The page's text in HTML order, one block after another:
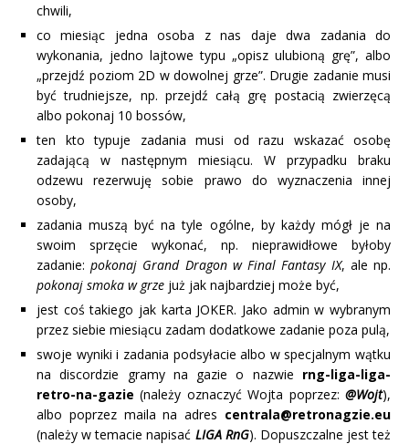
chwili,
co miesiąc jedna osoba z nas daje dwa zadania do
wykonania, jedno lajtowe typu „opisz ulubioną grę”, albo
„przejdź poziom 2D w dowolnej grze”. Drugie zadanie musi
być trudniejsze, np. przejdź całą grę postacią zwierzęcą
albo pokonaj 10 bossów,
ten kto typuje zadania musi od razu wskazać osobę
zadającą w następnym miesiącu. W przypadku braku
odzewu rezerwuję sobie prawo do wyznaczenia innej
osoby,
zadania muszą być na tyle ogólne, by każdy mógł je na
swoim sprzęcie wykonać, np. nieprawidłowe byłoby
zadanie:pokonaj Grand Dragon w Final Fantasy IX, ale np.
pokonaj smoka w grze już jak najbardziej może być,
jest coś takiego jak karta JOKER. Jako admin w wybranym
przez siebie miesiącu zadam dodatkowe zadanie poza pulą,
swoje wyniki i zadania podsyłacie albo w specjalnym wątku
na discordzie gramy na gazie o nazwie rng-liga-liga-
retro-na-gazie (należy oznaczyć Wojta poprzez: @Wojt),
albo poprzez maila na adres centrala@retronagzie.eu
(należy w temacie napisać LIGA RnG). Dopuszczalne jest też